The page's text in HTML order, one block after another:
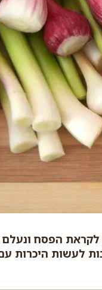
הפסח
לעשות היכרות